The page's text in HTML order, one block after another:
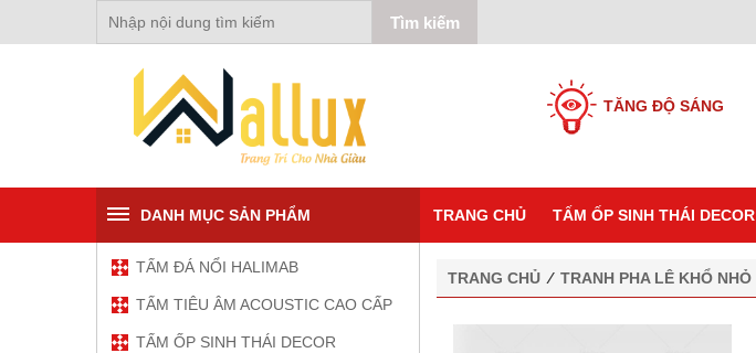
TĂNG ĐỘ SÁNG
DANH MỤC SẢN PHẨM TRANG CHỦ TẤM ỐP SINH THÁI DECOR
TẤM ĐÁ NỔI HALIMAB
TẤM TIÊU ÂM ACOUSTIC CAO CẤP
TẤM ỐP SINH THÁI DECOR
TRANG CHỦ⁄ TRANH PHA LÊ KHỔ NHỎ